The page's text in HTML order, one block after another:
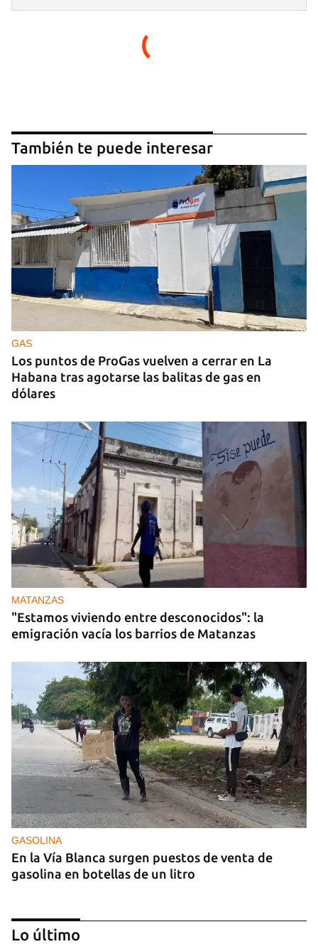
INICIAR SESIÓN CANCELAR
También te puede interesar
GAS
Los puntos de ProGas vuelven a cerrar en La
Habana tras agotarse las balitas de gas en
dólares
MATANZAS
"Estamos viviendo entre desconocidos": la
emigración vacía los barrios de Matanzas
GASOLINA
En la Vía Blanca surgen puestos de venta de
gasolina en botellas de un litro
Lo último